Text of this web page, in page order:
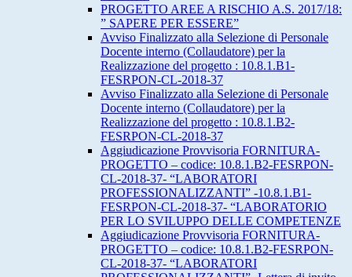
PROGETTO AREE A RISCHIO A.S. 2017/18:
” SAPERE PER ESSERE”
Avviso Finalizzato alla Selezione di Personale
Docente interno (Collaudatore) per la
Realizzazione del progetto : 10.8.1.B1-
FESRPON-CL-2018-37
Avviso Finalizzato alla Selezione di Personale
Docente interno (Collaudatore) per la
Realizzazione del progetto : 10.8.1.B2-
FESRPON-CL-2018-37
Aggiudicazione Provvisoria FORNITURA-
PROGETTO – codice: 10.8.1.B2-FESRPON-
CL-2018-37- “LABORATORI
PROFESSIONALIZZANTI” -10.8.1.B1-
FESRPON-CL-2018-37- “LABORATORIO
PER LO SVILUPPO DELLE COMPETENZE
Aggiudicazione Provvisoria FORNITURA-
PROGETTO – codice: 10.8.1.B2-FESRPON-
CL-2018-37- “LABORATORI